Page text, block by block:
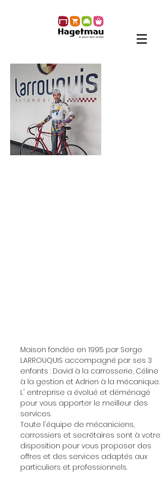
Maison fondée en 1995 par Serge
LARROUQUIS accompagné par ses 3
enfants : David à la carrosserie, Céline
à la gestion et Adrien à la mécanique.
L' entreprise a évolué et déménagé
pour vous apporter le meilleur des
services.
Toute l'équipe de mécaniciens,
carrossiers et secrétaires sont à votre
disposition pour vous proposer des
offres et des services adaptés aux
particuliers et professionnels.